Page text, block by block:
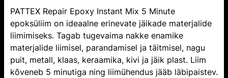
PATTEX Repair Epoxy Instant Mix 5 Minute
epoksüliim on ideaalne erinevate jäikade materjalide
liimimiseks. Tagab tugevaima nakke enamike
materjalide liimisel, parandamisel ja täitmisel, nagu
puit, metall, klaas, keraamika, kivi ja jäik plast. Liim
kõveneb 5 minutiga ning liimühendus jääb läbipaistev.